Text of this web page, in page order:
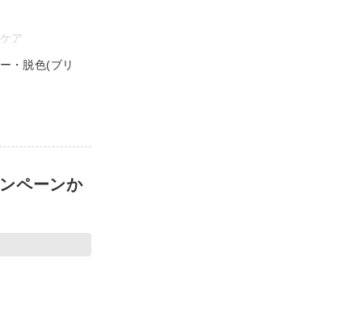
ア
・脱色(ブリ
ペーンか